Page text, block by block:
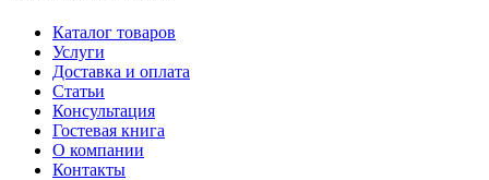
Каталог товаров
Услуги
Доставка и оплата
Статьи
Консультация
Гостевая книга
О компании
Контакты